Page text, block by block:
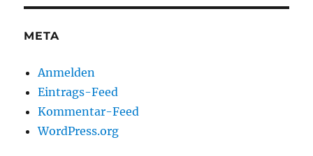
META
Anmelden
Eintrags-Feed
Kommentar-Feed
WordPress.org